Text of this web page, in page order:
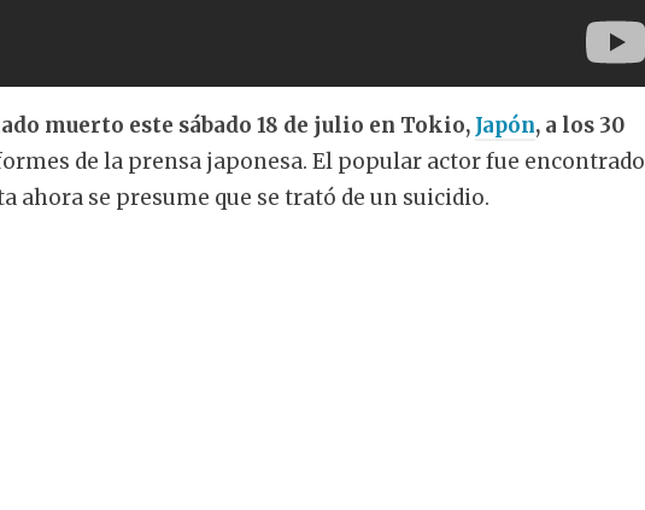
muerto este sábado 18 de julio en Tokio, Japón, a los 30
de la prensa japonesa. El popular actor fue encontrado
ahora se presume que se trató de un suicidio.